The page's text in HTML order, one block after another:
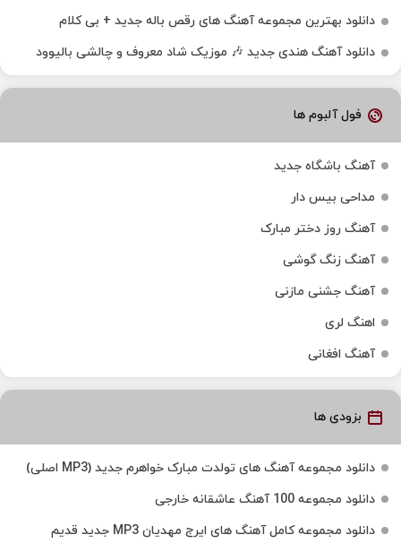
دانلود بهترین مجموعه آهنگ های رقص باله جدید + بی کلام
دانلود آهنگ هندی جدید 🎶 موزیک شاد معروف و چالشی بالیوود
فول آلبوم ها
آهنگ باشگاه جدید
مداحی بیس دار
آهنگ روز دختر مبارک
آهنگ زنگ گوشی
آهنگ جشنی مازنی
اهنگ لری
آهنگ افغانی
بزودی ها
دانلود مجموعه آهنگ های تولدت مبارک خواهرم جدید (MP3 اصلی)
دانلود مجموعه 100 آهنگ عاشقانه خارجی
دانلود مجموعه کامل آهنگ های ایرج مهدیان MP3 جدید قدیم